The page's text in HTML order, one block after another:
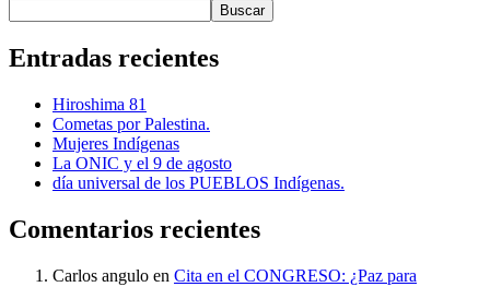
Buscar
Entradas recientes
Hiroshima 81
Cometas por Palestina.
Mujeres Indígenas
La ONIC y el 9 de agosto
día universal de los PUEBLOS Indígenas.
Comentarios recientes
Carlos angulo en Cita en el CONGRESO: ¿Paz para